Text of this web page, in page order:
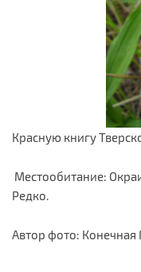
Красную книгу
Местообитание:
Редко.
Автор фото: Конечная